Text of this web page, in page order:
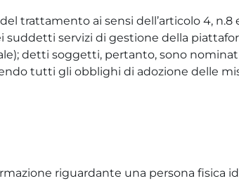
trattamento ai sensi dell’articolo 4, n.8
suddetti servizi di gestione della
detti soggetti, pertanto, sono
tutti gli obblighi di adozione delle
riguardante una persona fisica